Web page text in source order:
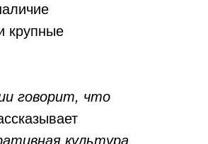
крупные
говорит, что
культура